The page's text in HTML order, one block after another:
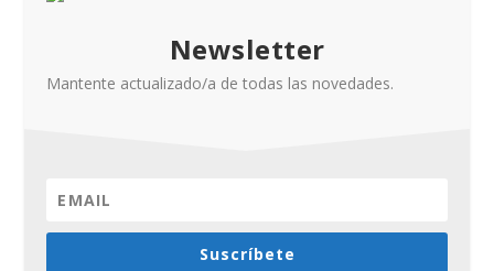
Newsletter
Mantente actualizado/a de todas las novedades.
Suscríbete